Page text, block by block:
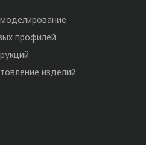
профилей
изделий